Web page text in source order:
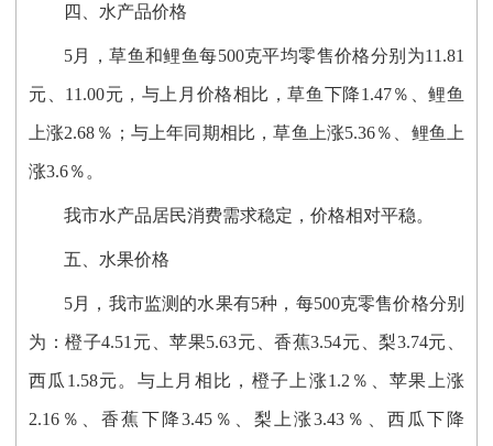
四、水产品价格
5月，草鱼和鲤鱼每500克平均零售价格分别为11.81
元、11.00元，与上月价格相比，草鱼下降1.47％、鲤鱼
上涨2.68％；与上年同期相比，草鱼上涨5.36％、鲤鱼上
涨3.6％。
我市水产品居民消费需求稳定，价格相对平稳。
五、 水果价格
5月，我市监测的水果有5种，每500克零售价格分别
为：橙子4.51元、苹果5.63元、香蕉3.54元、梨3.74元、
西瓜1.58元。与上月相比，橙子上涨1.2％、苹果上涨
2.16％、香蕉下降3.45％、梨上涨3.43％、西瓜下降